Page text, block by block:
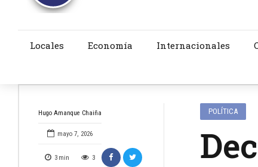
Locales Economía Internacionales
Hugo Amanque Chaiña
mayo 7, 2026
3 min 3
POLÍTICA